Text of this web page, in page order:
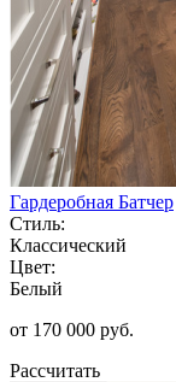
Гардеробная Батчер
Стиль:
Классический
Цвет:
Белый
от 170 000 руб.
Рассчитать